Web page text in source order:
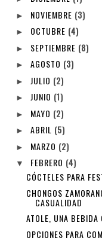
► NOVIEMBRE (3)
► OCTUBRE (4)
► SEPTIEMBRE (8)
► AGOSTO (3)
► JULIO (2)
► JUNIO (1)
► MAYO (2)
► ABRIL (5)
► MARZO (2)
▼ FEBRERO (4)
CÓCTELES PARA
CHONGOS
CASUALIDAD
ATOLE, UNA BEBIDA
OPCIONES PARA